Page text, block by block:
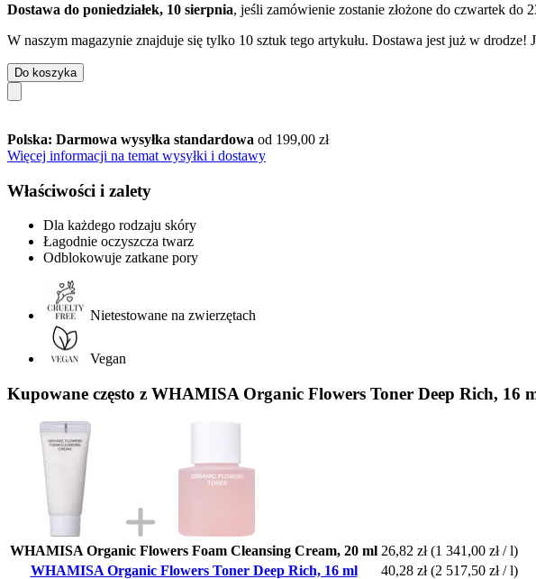
Dostawa do poniedziałek, 10 sierpnia, jeśli zamówienie zostanie złożone do czwartek do
W naszym magazynie znajduje się tylko 10 sztuk tego artykułu. Dostawa jest już w drodze!
Do koszyka
Polska: Darmowa wysyłka standardowa od 199,00 zł
Więcej informacji na temat wysyłki i dostawy
Właściwości i zalety
Dla każdego rodzaju skóry
Łagodnie oczyszcza twarz
Odblokowuje zatkane pory
Nietestowane na zwierzętach
Vegan
Kupowane często z WHAMISA Organic Flowers Toner Deep Rich, 16
WHAMISA Organic Flowers Foam Cleansing Cream, 20 ml 26,82 zł (1 341,00 zł / l)
WHAMISA Organic Flowers Toner Deep Rich, 16 ml
40,28 zł (2 517,50 zł / l)